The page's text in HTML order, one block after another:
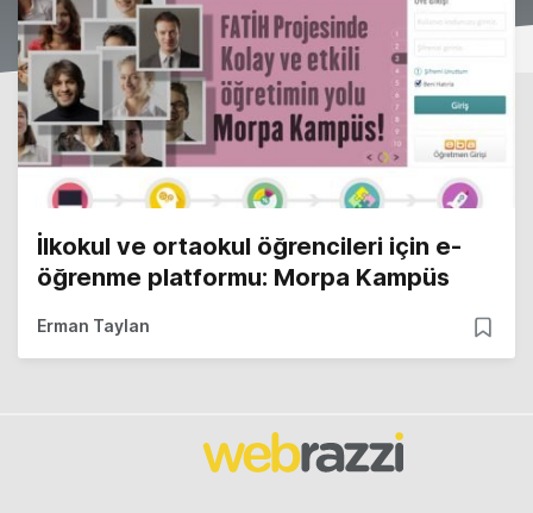
İlkokul ve ortaokul öğrencileri için e-
öğrenme platformu: Morpa Kampüs
Erman Taylan